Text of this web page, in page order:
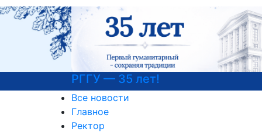
РГГУ — 35 лет!
Все новости
Главное
Ректор